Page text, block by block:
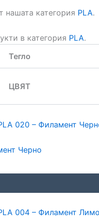
нашата категория PLA.
в категория PLA.
Тегло
ЦВЯТ
Черно